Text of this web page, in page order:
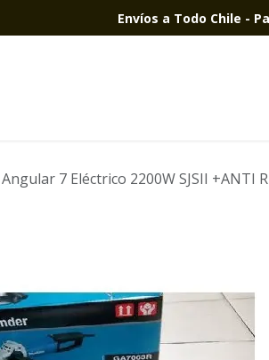
Envíos a Todo Chile -
7 Eléctrico 2200W SJSII +ANTI